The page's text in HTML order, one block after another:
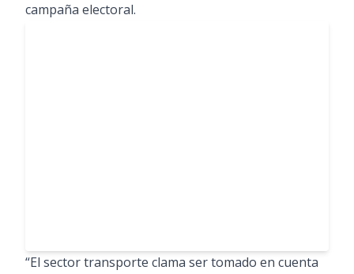
campaña electoral.
“El sector transporte clama ser tomado en cuenta